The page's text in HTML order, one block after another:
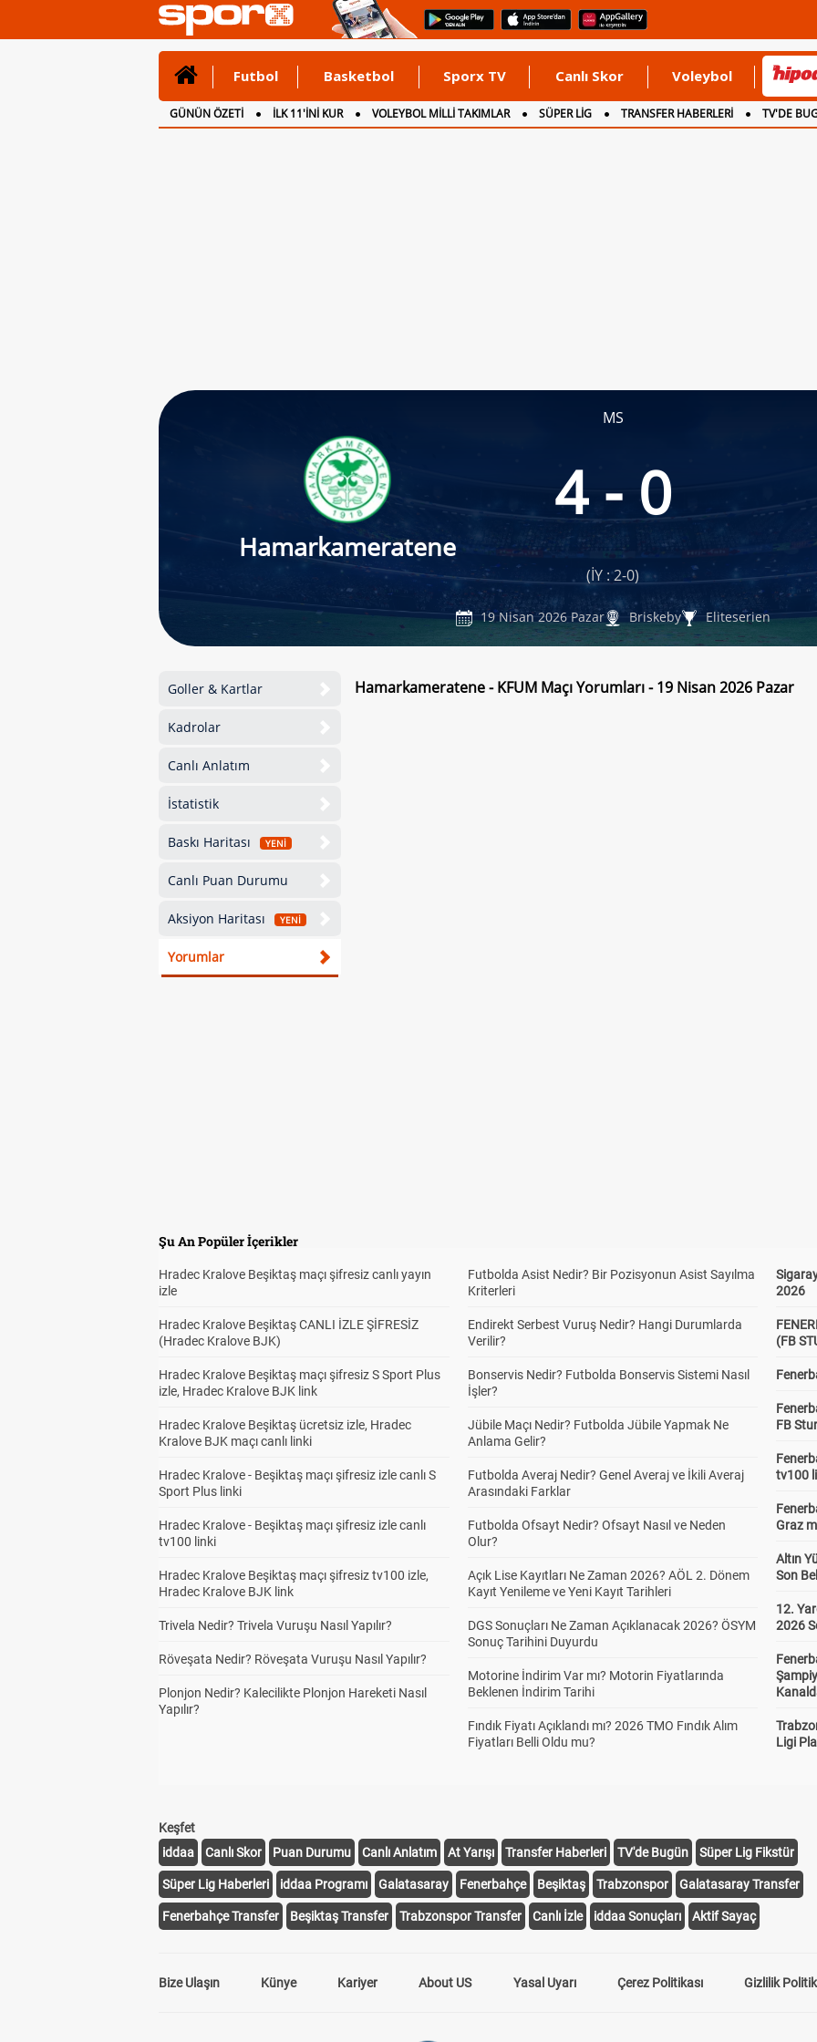
Futbol Basketbol Sporx TV Canlı Skor Voleybol
GÜNÜN ÖZETİ İLK 11'İNİ KUR VOLEYBOL MİLLİ TAKIMLAR SÜPER LİG TRANSFER HABERLERİ
TV'DE
CANLI ANLATIM
İNGİLTERE
MS
Hamarkameratene
4 - 0
(İY : 2-0)
19 Nisan 2026 Pazar Briskeby Eliteserien
Goller & Kartlar
Kadrolar
Canlı Anlatım
İstatistik
Baskı Haritası YENİ
Canlı Puan Durumu
Aksiyon Haritası YENİ
Yorumlar
Hamarkameratene - KFUM Maçı Yorumları - 19 Nisan 2026 Pazar
Şu An Popüler İçerikler
Hradec Kralove Beşiktaş maçı şifresiz canlı yayın
izle
Hradec Kralove Beşiktaş CANLI İZLE ŞİFRESİZ
(Hradec Kralove BJK)
Hradec Kralove Beşiktaş maçı şifresiz S Sport Plus
izle, Hradec Kralove BJK link
Hradec Kralove Beşiktaş ücretsiz izle, Hradec
Kralove BJK maçı canlı linki
Hradec Kralove - Beşiktaş maçı şifresiz izle canlı S
Sport Plus linki
Hradec Kralove - Beşiktaş maçı şifresiz izle canlı
tv100 linki
Hradec Kralove Beşiktaş maçı şifresiz tv100 izle,
Hradec Kralove BJK link
Trivela Nedir? Trivela Vuruşu Nasıl Yapılır?
Röveşata Nedir? Röveşata Vuruşu Nasıl Yapılır?
Plonjon Nedir? Kalecilikte Plonjon Hareketi Nasıl
Yapılır?
Futbolda Asist Nedir? Bir Pozisyonun Asist Sayılma
Kriterleri
Endirekt Serbest Vuruş Nedir? Hangi Durumlarda
Verilir?
Bonservis Nedir? Futbolda Bonservis Sistemi Nasıl
İşler?
Jübile Maçı Nedir? Futbolda Jübile Yapmak Ne
Anlama Gelir?
Futbolda Averaj Nedir? Genel Averaj ve İkili Averaj
Arasındaki Farklar
Futbolda Ofsayt Nedir? Ofsayt Nasıl ve Neden
Olur?
Açık Lise Kayıtları Ne Zaman 2026? AÖL 2. Dönem
Kayıt Yenileme ve Yeni Kayıt Tarihleri
DGS Sonuçları Ne Zaman Açıklanacak 2026? ÖSYM
Sonuç Tarihini Duyurdu
Motorine İndirim Var mı? Motorin Fiyatlarında
Beklenen İndirim Tarihi
Fındık Fiyatı Açıklandı mı? 2026 TMO Fındık Alım
Fiyatları Belli Oldu mu?
2026
(FB
FB
tv100
Graz
Altın
Son
12.
2026
Ligi
Keşfet
iddaa
Canlı Skor Puan Durumu Canlı Anlatım At Yarışı Transfer Haberleri TV'de Bugün Süper Lig Fikstür
Süper Lig Haberleri iddaa Programı Galatasaray Fenerbahçe Beşiktaş Trabzonspor Galatasaray Transfer
Fenerbahçe Transfer Beşiktaş Transfer Trabzonspor Transfer Canlı İzle iddaa Sonuçları Aktif Sayaç
Bize Ulaşın Künye Kariyer About US Yasal Uyarı Çerez Politikası Gizlilik